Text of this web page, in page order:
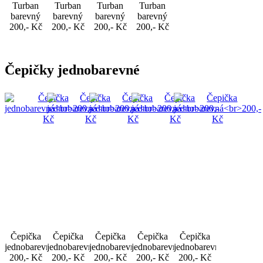
Turban
barevný
200,- Kč
Turban
barevný
200,- Kč
Turban
barevný
200,- Kč
Turban
barevný
200,- Kč
Čepičky jednobarevné
Čepička
jednobarevná
200,- Kč
Čepička
jednobarevná
200,- Kč
Čepička
jednobarevná
200,- Kč
Čepička
jednobarevná
200,- Kč
Čepička
jednobarevná
200,- Kč